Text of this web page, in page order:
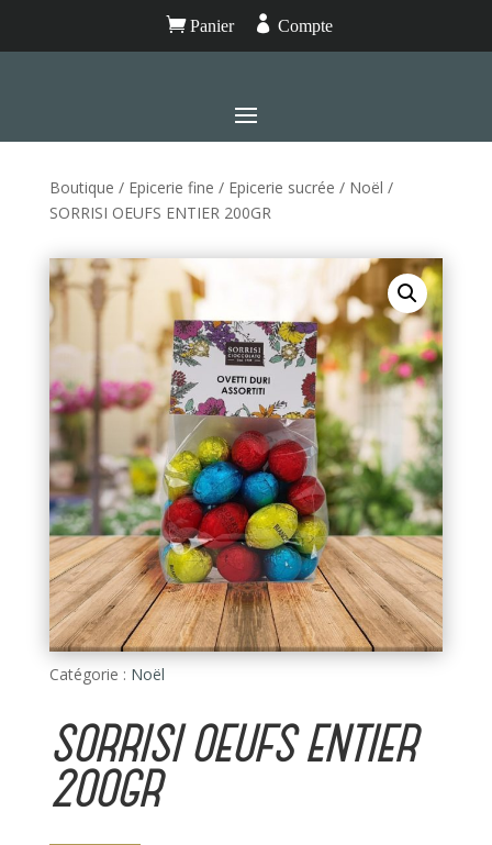
Panier  Compte
Boutique / Epicerie fine / Epicerie sucrée / Noël /
SORRISI OEUFS ENTIER 200GR
Catégorie : Noël
SORRISI OEUFS ENTIER
200GR